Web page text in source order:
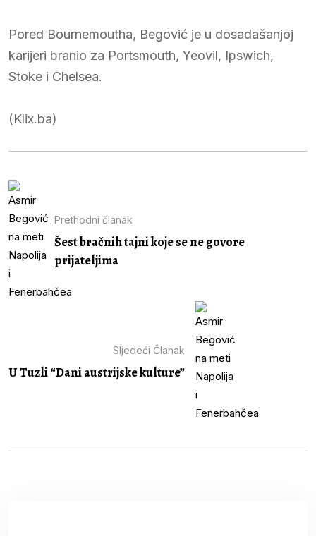
Pored Bournemoutha, Begović je u dosadašanjoj
karijeri branio za Portsmouth, Yeovil, Ipswich,
Stoke i Chelsea.
(Klix.ba)
Prethodni članak
Šest bračnih tajni koje se ne govore
prijateljima
Sljedeći Članak
U Tuzli “Dani austrijske kulture”